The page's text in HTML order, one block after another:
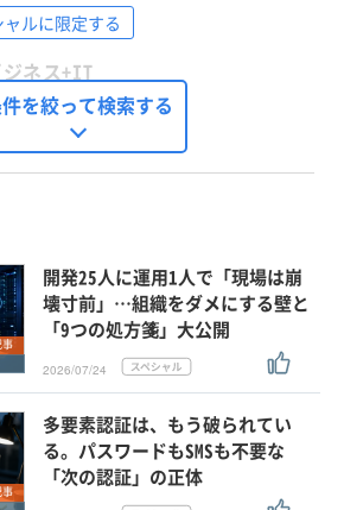
ャルに限定する
ジネス+IT
Journal
Trend
ニュース
る
この条件で検索する
を絞って検索する
事
開発25人に運用1人で「現場は崩
壊寸前」…組織をダメにする壁と
「9つの処方箋」大公開
2026/07/24
事
多要素認証は、もう破られてい
る。パスワードもSMSも不要な
「次の認証」の正体